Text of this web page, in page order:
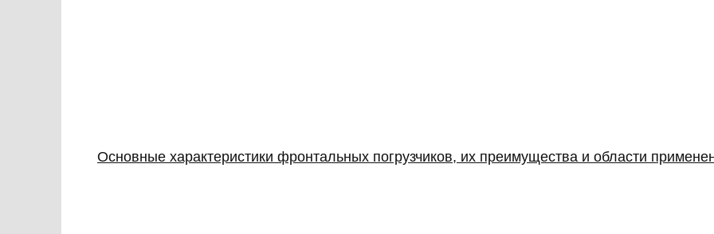
Основные характеристики фронтальных погрузчиков, их преимущества и области